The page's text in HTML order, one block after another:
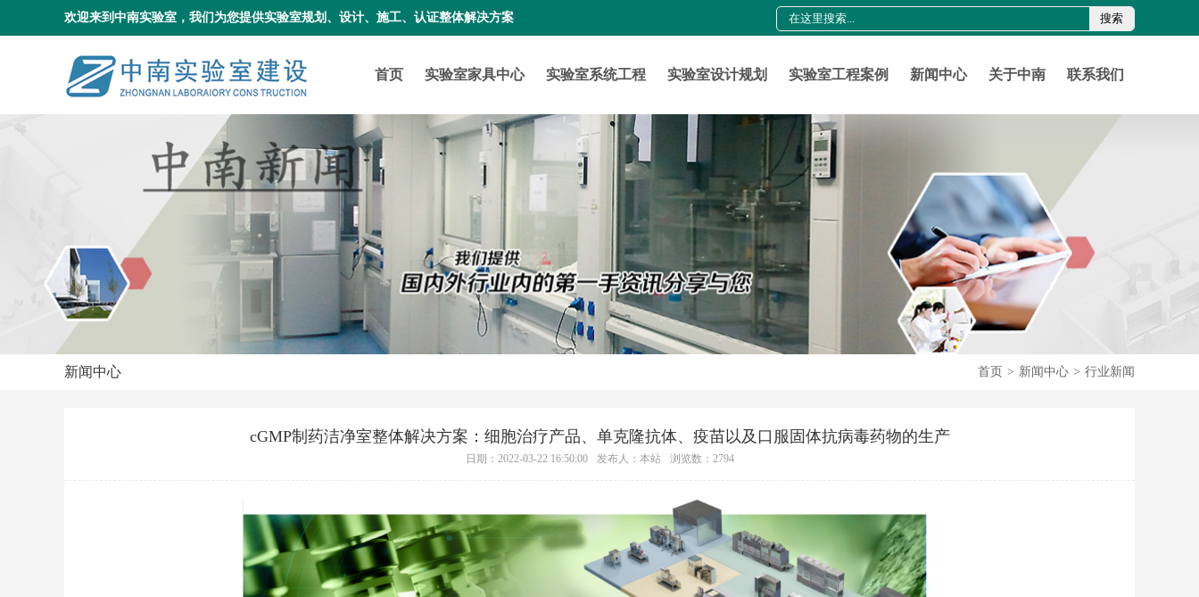
欢迎来到中南实验室，我们为您提供实验室规划、设计、施工、认证整体解决方案 搜索
首页 实验室家具中心 实验室系统工程 实验室设计规划 实验室工程案例 新闻中心 关于中南 联系我们
新闻中心 首页 > 新闻中心 > 行业新闻
cGMP制药洁净室整体解决方案：细胞治疗产品、单克隆抗体、疫苗以及口服固体抗病毒药物的生产
日期：2022-03-22 16:50:00 发布人：本站 浏览数：2794